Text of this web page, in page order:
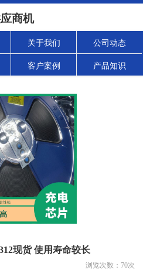
商机
关于我们 公司动态
客户案例 产品知识
现货 使用寿命较长
浏览次数： 70次